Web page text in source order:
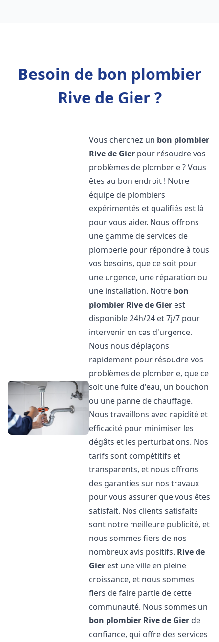
Besoin de bon plombier
Rive de Gier ?
Vous cherchez un bon plombier
Rive de Gier pour résoudre vos
problèmes de plomberie ? Vous
êtes au bon endroit ! Notre
équipe de plombiers
expérimentés et qualifiés est là
pour vous aider. Nous offrons
une gamme de services de
plomberie pour répondre à tous
vos besoins, que ce soit pour
une urgence, une réparation ou
une installation. Notre bon
plombier Rive de Gier est
disponible 24h/24 et 7j/7 pour
intervenir en cas d'urgence.
Nous nous déplaçons
rapidement pour résoudre vos
problèmes de plomberie, que ce
soit une fuite d'eau, un bouchon
ou une panne de chauffage.
Nous travaillons avec rapidité et
efficacité pour minimiser les
dégâts et les perturbations. Nos
tarifs sont compétitifs et
transparents, et nous offrons
des garanties sur nos travaux
pour vous assurer que vous êtes
satisfait. Nos clients satisfaits
sont notre meilleure publicité, et
nous sommes fiers de nos
nombreux avis positifs. Rive de
Gier est une ville en pleine
croissance, et nous sommes
fiers de faire partie de cette
communauté. Nous sommes un
bon plombier Rive de Gier de
confiance, qui offre des services